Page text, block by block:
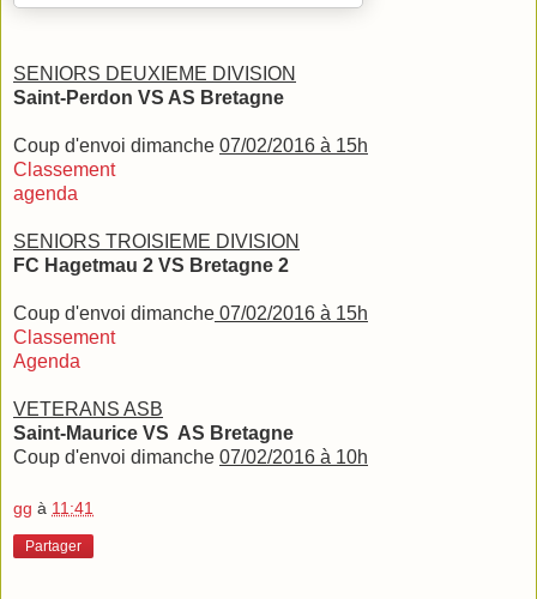
SENIORS DEUXIEME DIVISION
Saint-Perdon VS AS Bretagne
Coup d'envoi dimanche 07/02/2016 à 15h
Classement
agenda
SENIORS TROISIEME DIVISION
FC Hagetmau 2 VS Bretagne 2
Coup d'envoi dimanche 07/02/2016 à 15h
Classement
Agenda
VETERANS ASB
Saint-Maurice VS AS Bretagne
Coup d'envoi dimanche 07/02/2016 à 10h
gg à 11:41
Partager